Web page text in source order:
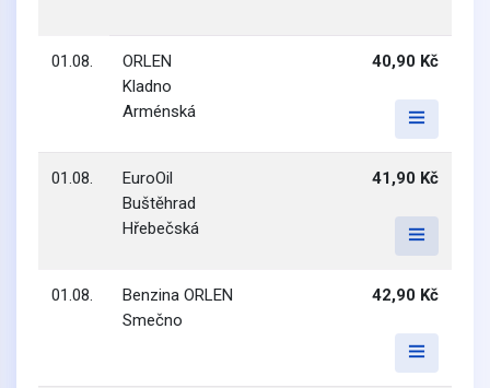
01.08.
ORLEN
Kladno
Arménská
40,90 Kč
01.08.
EuroOil
Buštěhrad
Hřebečská
41,90 Kč
01.08.
Benzina ORLEN
Smečno
42,90 Kč